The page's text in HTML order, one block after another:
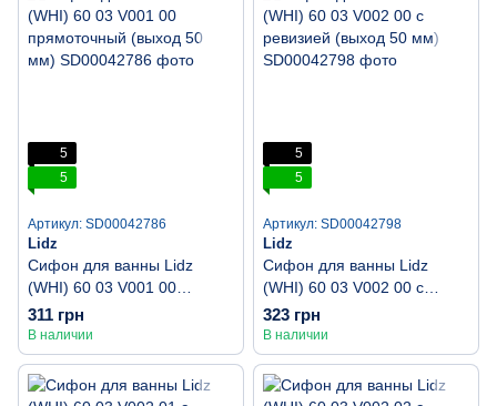
5
5
Артикул: SD00042786
Lidz
Сифон для ванны Lidz
(WHI) 60 03 V001 00
прямоточный (выход 50
мм)
311 грн
В наличии
5
5
Артикул: SD00042798
Lidz
Сифон для ванны Lidz
(WHI) 60 03 V002 00 с
ревизией (выход 50 мм)
323 грн
В наличии